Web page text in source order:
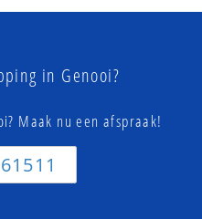
in Genooi?
Maak nu een afspraak!